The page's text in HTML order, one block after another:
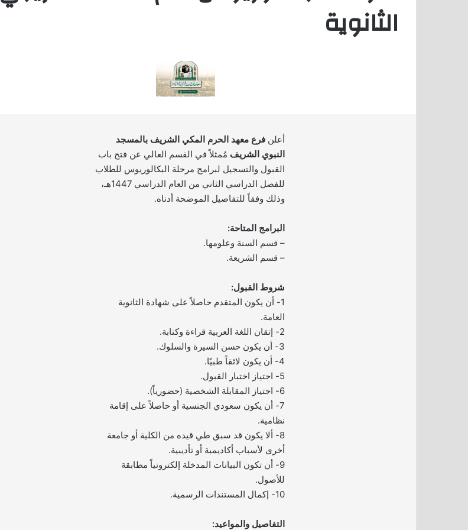
الثانوية
أعلن فرع معهد الحرم المكي الشريف بالمسجد
النبوي الشريف مُمثلاً في القسم العالي عن فتح باب
القبول والتسجيل لبرامج مرحلة البكالوريوس للطلاب
للفصل الدراسي الثاني من العام الدراسي 1447هـ،
وذلك وفقاً للتفاصيل الموضحة أدناه.
البرامج المتاحة:
– قسم السنة وعلومها.
– قسم الشريعة.
شروط القبول:
1- أن يكون المتقدم حاصلاً على شهادة الثانوية
العامة.
2- إتقان اللغة العربية قراءة وكتابة.
3- أن يكون حسن السيرة والسلوك.
4- أن يكون لائقاً طبيًا.
5- اجتياز اختبار القبول.
6- اجتياز المقابلة الشخصية (حضورياً).
7- أن يكون سعودي الجنسية أو حاصلاً على إقامة
نظامية.
8- ألا يكون قد سبق طي قيده من الكلية أو جامعة
أخرى لأسباب أكاديمية أو تأديبية.
9- أن تكون البيانات المدخلة إلكترونياً مطابقة
للأصول.
10- إكمال المستندات الرسمية.
التفاصيل والمواعيد: